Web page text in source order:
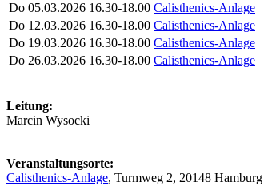
Do 05.03.2026 16.30-18.00 Calisthenics-Anlage
Do 12.03.2026 16.30-18.00 Calisthenics-Anlage
Do 19.03.2026 16.30-18.00 Calisthenics-Anlage
Do 26.03.2026 16.30-18.00 Calisthenics-Anlage
Leitung:
Marcin Wysocki
Veranstaltungsorte:
Calisthenics-Anlage, Turmweg 2, 20148 Hamburg